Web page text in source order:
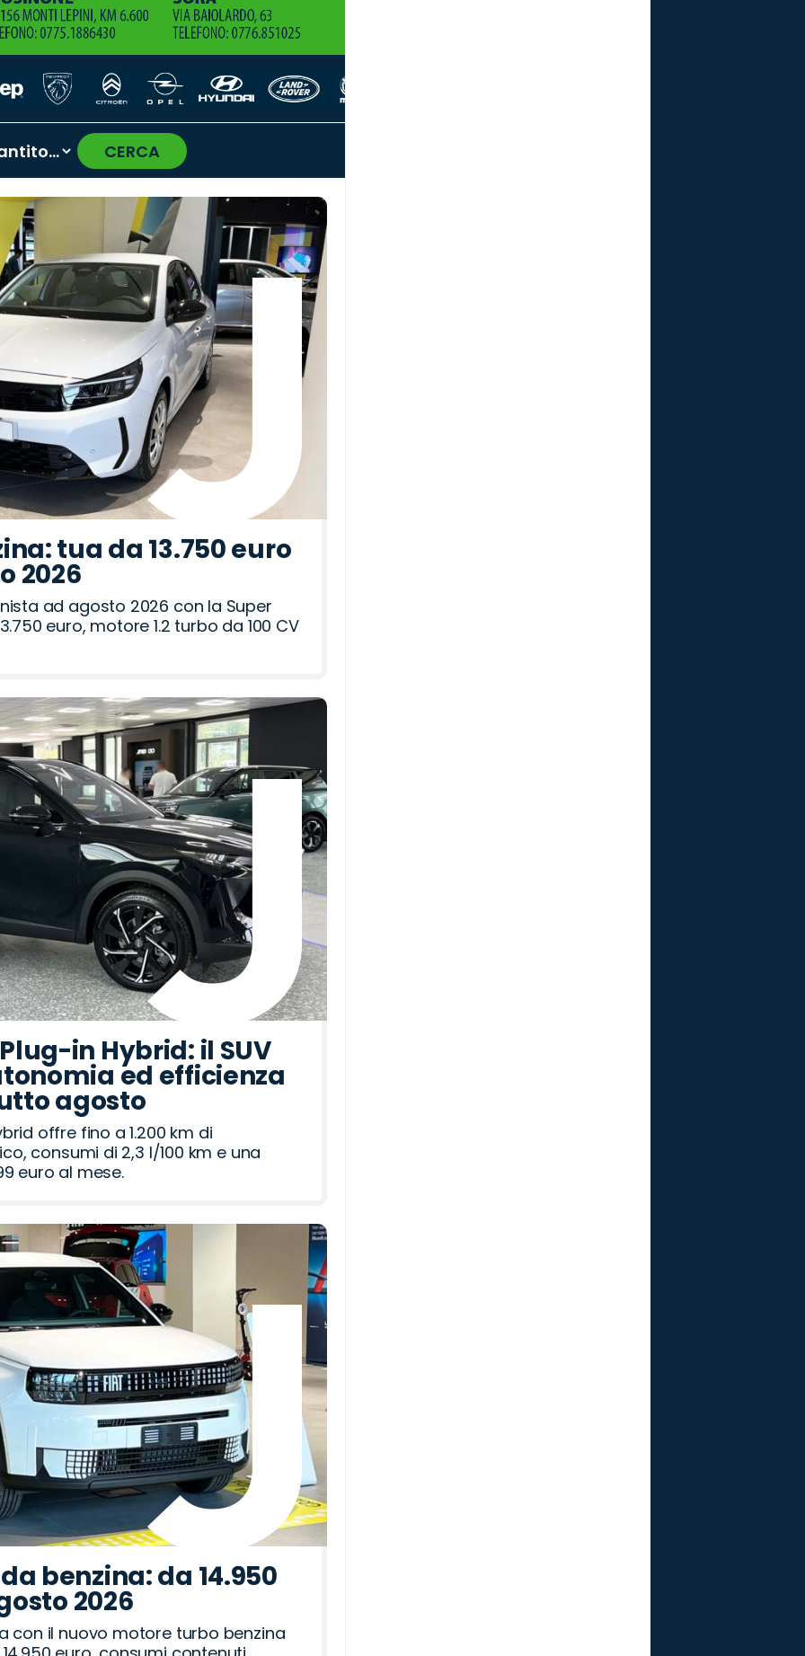
CERCA
›
tua da 13.750 euro
2026
ad agosto 2026 con la Super
euro, motore 1.2 turbo da 100 CV
in Hybrid: il SUV
ed efficienza
agosto
offre fino a 1.200 km di
consumi di 2,3 l/100 km e una
euro al mese.
benzina: da 14.950
2026
con il nuovo motore turbo benzina